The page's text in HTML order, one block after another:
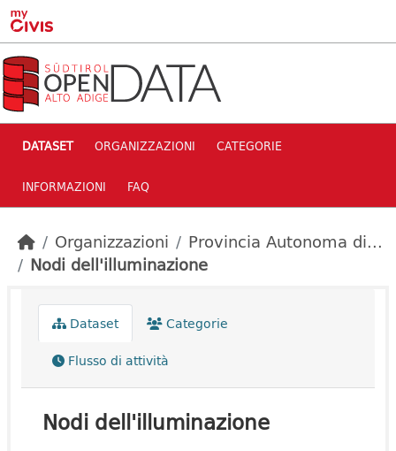
Skip to main content
DATASET ORGANIZZAZIONI CATEGORIE
INFORMAZIONI FAQ
Organizzazioni
Provincia Autonoma di...
Nodi dell'illuminazione
Dataset
Categorie
Flusso di attività
Nodi dell'illuminazione